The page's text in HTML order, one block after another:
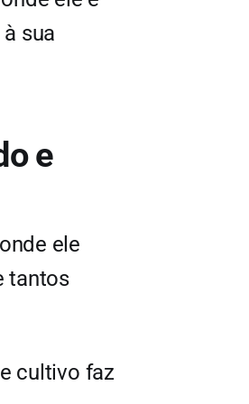
sua
e
ele
tantos
cultivo faz